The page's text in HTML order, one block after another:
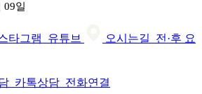
09일
타그램 유튜브 오시는길
전·후 요
카톡상담 전화연결